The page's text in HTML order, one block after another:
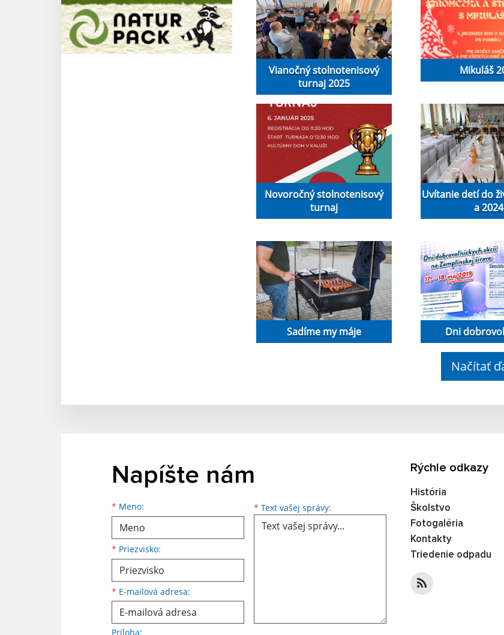
Vianočný stolnotenisový
turnaj 2025
Mikuláš
Novoročný stolnotenisový
turnaj
Uvítanie detí do
a 2024
Sadíme my máje Dni
Načítať
Napíšte nám
* Meno:
Meno
* Priezvisko:
Priezvisko
* E-mailová adresa:
E-mailová adresa * Text vašej správy: Text vašej správy...
Príloha:
Rýchle odkazy
História
Školstvo
Fotogaléria
Kontakty
Triedenie odpadu